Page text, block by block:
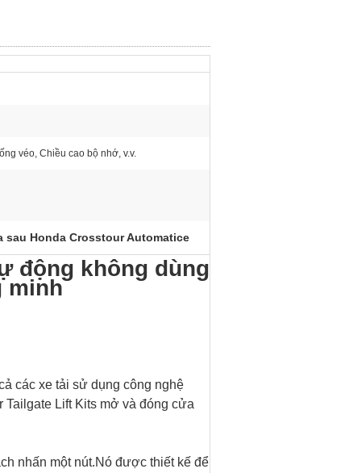
véo, Chiều cao bộ nhớ, v.v.
sau Honda Crosstour Automatice
động không dùng
minh
các xe tải sử dụng công nghệ
Lift Kits mở và đóng cửa
nhấn một nút.Nó được thiết kế để